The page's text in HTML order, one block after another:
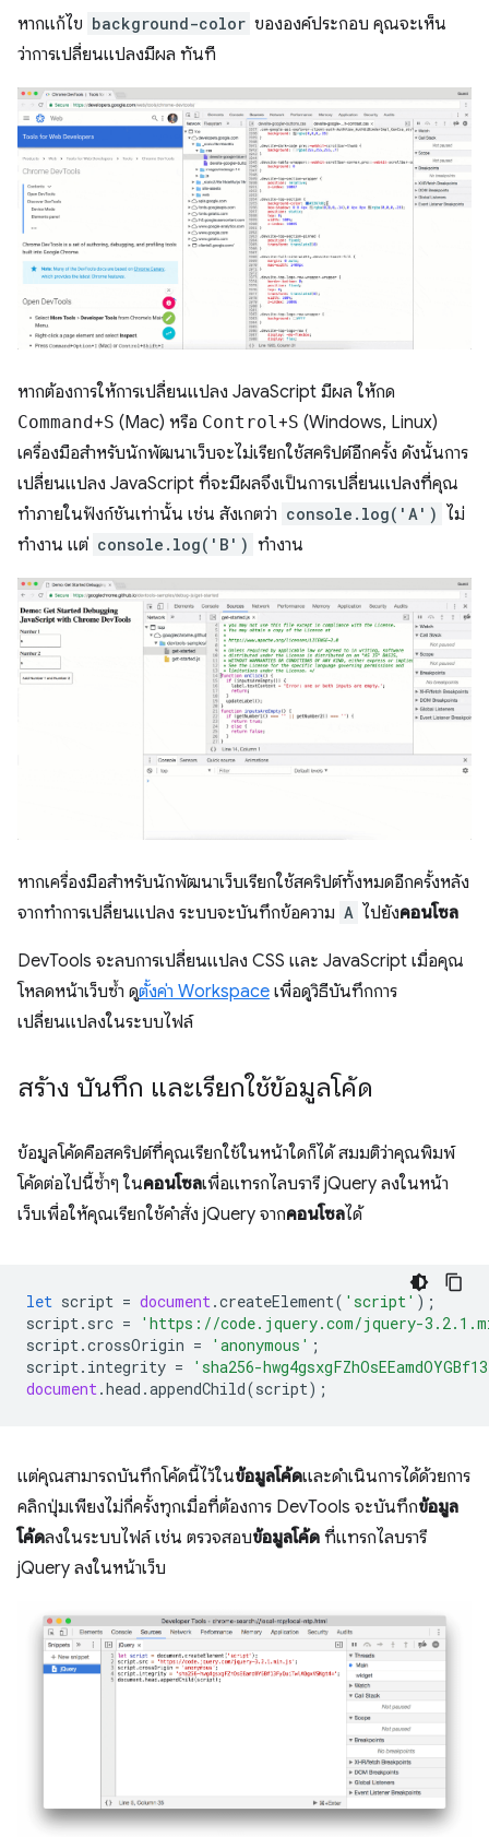
หากแก้ไข background-color ขององค์ประกอบ คุณจะเห็น
ว่าการเปลี่ยนแปลงมีผล ทันที
หากต้องการให้การเปลี่ยนแปลง JavaScript มีผล ให้กด
Command+S (Mac) หรือ Control+S (Windows, Linux)
เครื่องมือสำหรับนักพัฒนาเว็บจะไม่เรียกใช้สคริปต์อีกครั้ง ดังนั้นการ
เปลี่ยนแปลง JavaScript ที่จะมีผลจึงเป็นการเปลี่ยนแปลงที่คุณ
ทำภายในฟังก์ชันเท่านั้น เช่น สังเกตว่า console.log('A') ไม่
ทำงาน แต่ console.log('B') ทำงาน
หากเครื่องมือสำหรับนักพัฒนาเว็บเรียกใช้สคริปต์ทั้งหมดอีกครั้งหลัง
จากทำการเปลี่ยนแปลง ระบบจะบันทึกข้อความ A ไปยังคอนโซล
DevTools จะลบการเปลี่ยนแปลง CSS และ JavaScript เมื่อคุณ
โหลดหน้าเว็บซ้ำ ดูตั้งค่า Workspace เพื่อดูวิธีบันทึกการ
เปลี่ยนแปลงในระบบไฟล์
สร้าง บันทึก และเรียกใช้ข้อมูลโค้ด
ข้อมูลโค้ดคือสคริปต์ที่คุณเรียกใช้ในหน้าใดก็ได้ สมมติว่าคุณพิมพ์
โค้ดต่อไปนี้ซ้ำๆ ในคอนโซลเพื่อแทรกไลบรารี jQuery ลงในหน้า
เว็บเพื่อให้คุณเรียกใช้คำสั่ง jQuery จากคอนโซลได้
let script = document.createElement( 'script' );
script. src =
'https://code.jquery.com/jquery-
script.crossOrigin = 'anonymous' ;
script. integrity =
'sha256-
document.head .appendChild(script);
แต่คุณสามารถบันทึกโค้ดนี้ไว้ในข้อมูลโค้ดและดำเนินการได้ด้วยการ
คลิกปุ่มเพียงไม่กี่ครั้งทุกเมื่อที่ต้องการ DevTools จะบันทึกข้อมูล
โค้ดลงในระบบไฟล์ เช่น ตรวจสอบข้อมูลโค้ด ที่แทรกไลบรารี
jQuery ลงในหน้าเว็บ